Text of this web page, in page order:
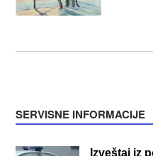
SERVISNE INFORMACIJE
Izveštaj iz